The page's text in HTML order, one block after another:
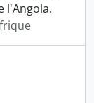
l'Angola.